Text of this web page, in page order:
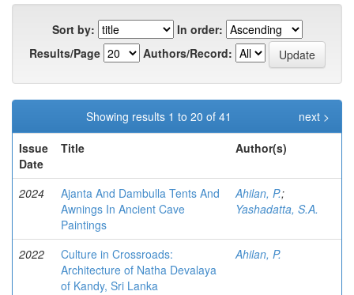
Sort by:
In order:
Results/Page
Authors/Record:
Showing results 1 to 20 of 41
next >
Issue
Date
Title Author(s)
2024
Ajanta And Dambulla Tents And
Awnings In Ancient Cave
Paintings
Ahilan, P.;
Yashadatta, S.A.
2022
Culture in Crossroads:
Architecture of Natha Devalaya
of Kandy, Sri Lanka
Ahilan, P.